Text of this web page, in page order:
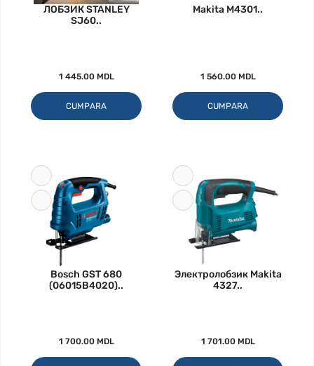
ЛОБЗИК STANLEY
SJ60..
1 445.00 MDL
CUMPARA
Makita M4301..
1 560.00 MDL
CUMPARA
Bosch GST 680
(06015B4020)..
1 700.00 MDL
Электролобзик Makita
4327..
1 701.00 MDL